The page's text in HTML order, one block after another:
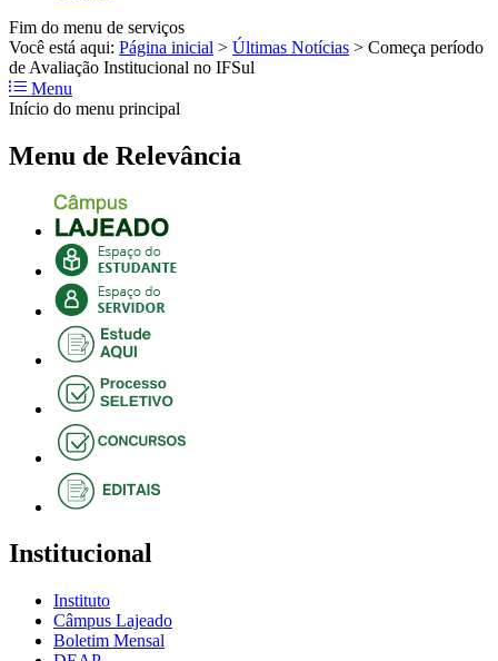
Fim do menu de serviços
Você está aqui: Página inicial > Últimas Notícias > Começa período
de Avaliação Institucional no IFSul
Menu
Início do menu principal
Menu de Relevância
Institucional
Instituto
Câmpus Lajeado
Boletim Mensal